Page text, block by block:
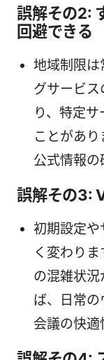
誤解その2:
回避できる
地域制限は
グサービス
り、特定
ことがあ
公式情報の
誤解その3:
初期設定や
く変わり
の混雑状
ば、日常の
会議の快適